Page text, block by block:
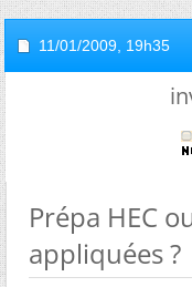
11/01/2009, 19h35
Prépa HEC
appliquées ?